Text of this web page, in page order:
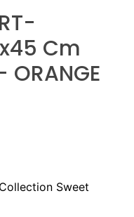
Cm
Collection Sweet